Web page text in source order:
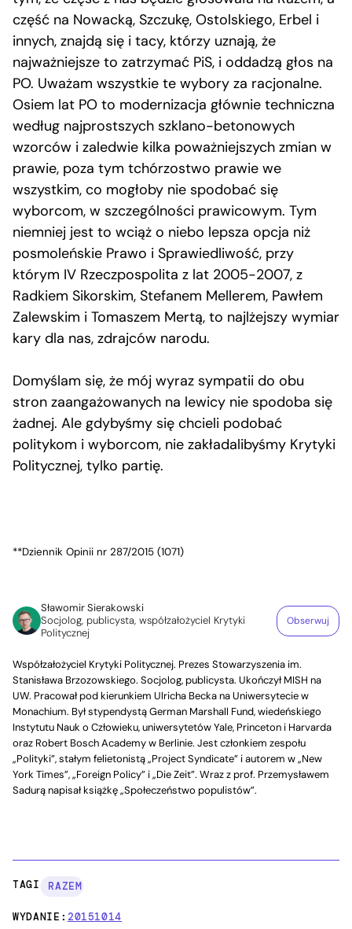
część na Nowacką, Szczukę, Ostolskiego, Erbel i
innych, znajdą się i tacy, którzy uznają, że
najważniejsze to zatrzymać PiS, i oddadzą głos na
PO. Uważam wszystkie te wybory za racjonalne.
Osiem lat PO to modernizacja głównie techniczna
według najprostszych szklano-betonowych
wzorców i zaledwie kilka poważniejszych zmian w
prawie, poza tym tchórzostwo prawie we
wszystkim, co mogłoby nie spodobać się
wyborcom, w szczególności prawicowym. Tym
niemniej jest to wciąż o niebo lepsza opcja niż
posmoleńskie Prawo i Sprawiedliwość, przy
którym IV Rzeczpospolita z lat 2005-2007, z
Radkiem Sikorskim, Stefanem Mellerem, Pawłem
Zalewskim i Tomaszem Mertą, to najlżejszy wymiar
kary dla nas, zdrajców narodu.
Domyślam się, że mój wyraz sympatii do obu
stron zaangażowanych na lewicy nie spodoba się
żadnej. Ale gdybyśmy się chcieli podobać
politykom i wyborcom, nie zakładalibyśmy Krytyki
Politycznej, tylko partię.
**Dziennik Opinii nr 287/2015 (1071)
Sławomir Sierakowski
Socjolog, publicysta, współzałożyciel Krytyki
Politycznej
Obserwuj
Współzałożyciel Krytyki Politycznej. Prezes Stowarzyszenia im.
Stanisława Brzozowskiego. Socjolog, publicysta. Ukończył MISH na
UW. Pracował pod kierunkiem Ulricha Becka na Uniwersytecie w
Monachium. Był stypendystą German Marshall Fund, wiedeńskiego
Instytutu Nauk o Człowieku, uniwersytetów Yale, Princeton i Harvarda
oraz Robert Bosch Academy w Berlinie. Jest członkiem zespołu
„Polityki”, stałym felietonistą „Project Syndicate” i autorem w „New
York Times”, „Foreign Policy” i „Die Zeit”. Wraz z prof. Przemysławem
Sadurą napisał książkę „Społeczeństwo populistów”.
TAGI: RAZEM
WYDANIE:20151014